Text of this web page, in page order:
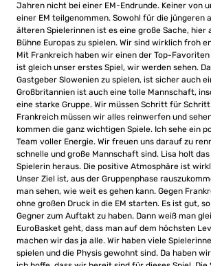
Jahren nicht bei einer EM-Endrunde. Keiner von
einer EM teilgenommen. Sowohl für die jüngeren
älteren Spielerinnen ist es eine große Sache, hier
Bühne Europas zu spielen. Wir sind wirklich froh
Mit Frankreich haben wir einen der Top-Favoriten
ist gleich unser erstes Spiel, wir werden sehen.
Gastgeber Slowenien zu spielen, ist sicher auch
Großbritannien ist auch eine tolle Mannschaft,
eine starke Gruppe. Wir müssen Schritt für Schritt
Frankreich müssen wir alles reinwerfen und
kommen die ganz wichtigen Spiele. Ich sehe ein
Team voller Energie. Wir freuen uns darauf zu
schnelle und große Mannschaft sind. Lisa holt
Spielerin heraus. Die positive Atmosphäre ist
Unser Ziel ist, aus der Gruppenphase
man sehen, wie weit es gehen kann. Gegen
ohne großen Druck in die EM starten. Es ist gut,
Gegner zum Auftakt zu haben. Dann weiß man
EuroBasket geht, dass man auf dem höchsten
machen wir das ja alle. Wir haben viele
spielen und die Physis gewohnt sind. Da haben